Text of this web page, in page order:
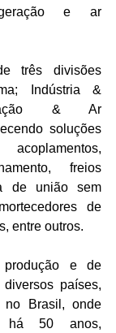
e ar
três divisões
Indústria &
& Ar
soluções
freios
de união sem
de
entre outros.
produção e de
países,
no Brasil, onde
há 50 anos,